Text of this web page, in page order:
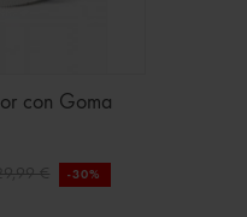
con Goma
€ -30%